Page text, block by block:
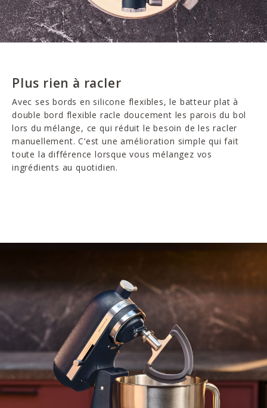
Plus rien à racler
Avec ses bords en silicone flexibles, le batteur plat à
double bord flexible racle doucement les parois du bol
lors du mélange, ce qui réduit le besoin de les racler
manuellement. C’est une amélioration simple qui fait
toute la différence lorsque vous mélangez vos
ingrédients au quotidien.